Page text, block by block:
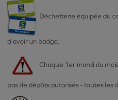
Déchetterie équipée du
d'avoir un badge.
Chaque 1er mardi du
pas de dépôts autorisés - toutes les